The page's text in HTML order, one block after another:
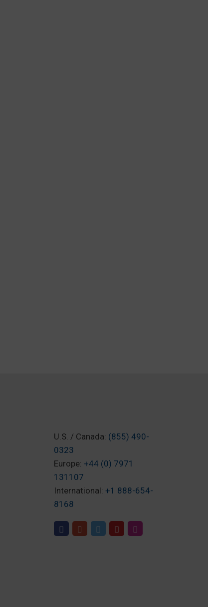
U.S. / Canada: (855) 490-
0323
Europe: +44 (0) 7971
131107
International: +1 888-654-
8168